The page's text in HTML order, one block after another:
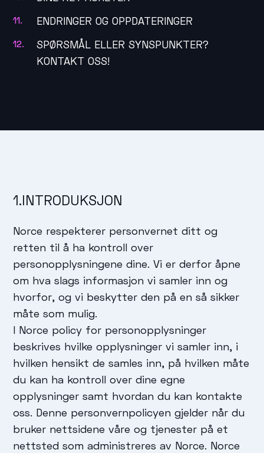
ENDRINGER OG OPPDATERINGER
SPØRSMÅL ELLER SYNSPUNKTER?
KONTAKT OSS!
1.INTRODUKSJON
Norce respekterer personvernet ditt og
retten til å ha kontroll over
personopplysningene dine. Vi er derfor åpne
om hva slags informasjon vi samler inn og
hvorfor, og vi beskytter den på en så sikker
måte som mulig.
I Norce policy for personopplysninger
beskrives hvilke opplysninger vi samler inn, i
hvilken hensikt de samles inn, på hvilken måte
du kan ha kontroll over dine egne
opplysninger samt hvordan du kan kontakte
oss. Denne personvernpolicyen gjelder når du
bruker nettsidene våre og tjenester på et
nettsted som administreres av Norce. Norce